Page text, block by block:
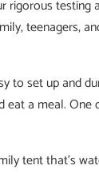
rigorous
teenagers,
to set up and
a meal.
tent that’s